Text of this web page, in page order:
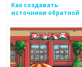
Как создавать
источники обратной
продукции из
металлоизделий